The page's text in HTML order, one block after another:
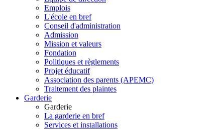
Emplois
L'école en bref
Conseil d'administration
Admission
Mission et valeurs
Fondation
Politiques et règlements
Projet éducatif
Association des parents (APEMC)
Traitement des plaintes
Garderie
Garderie
La garderie en bref
Services et installations